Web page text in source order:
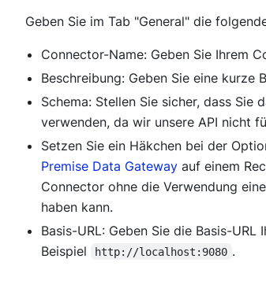
Geben Sie im Tab "General" die
Connector-Name: Geben Sie Ihrem
Beschreibung: Geben Sie eine kurze
Schema: Stellen Sie sicher, dass Sie
verwenden, da wir unsere API nicht
Setzen Sie ein Häkchen bei der
Premise Data Gateway auf einem
Connector ohne die Verwendung
haben kann.
Basis-URL: Geben Sie die Basis-URL
Beispiel
http://localhost:9080 .